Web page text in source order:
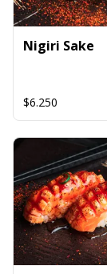
Nigiri Sake
$6.250